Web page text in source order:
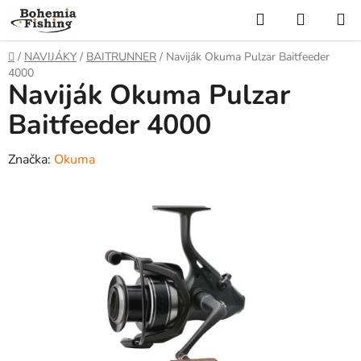
Přejít
na
obsah
Hledat
KOŠÍK
Domů
/ NAVIJÁKY / BAITRUNNER / Naviják Okuma Pulzar Baitfeeder
4000
Naviják Okuma Pulzar
Baitfeeder 4000
Značka: Okuma